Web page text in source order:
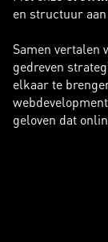
en structuur
Samen vertalen
gedreven
elkaar te
geloven dat